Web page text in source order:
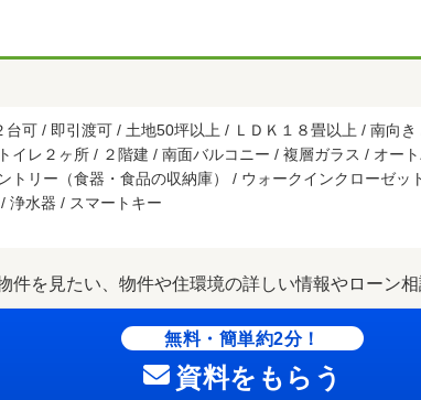
可 / 即引渡可 / 土地50坪以上 / ＬＤＫ１８畳以上 / 南向
イレ２ヶ所 / ２階建 / 南面バルコニー / 複層ガラス / オー
トリー（食器・食品の収納庫） / ウォークインクローゼ
浄水器 / スマートキー
件を見たい、物件や住環境の詳しい情報やローン相
無料・簡単約2分！
資料をもらう